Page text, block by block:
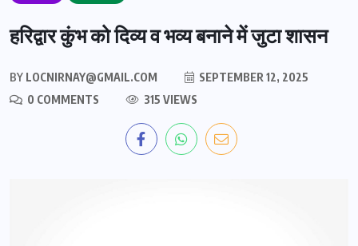
हरिद्वार कुंभ को दिव्य व भव्य बनाने में जुटा शासन
BY LOCNIRNAY@GMAIL.COM
SEPTEMBER 12, 2025
0 COMMENTS
315 VIEWS